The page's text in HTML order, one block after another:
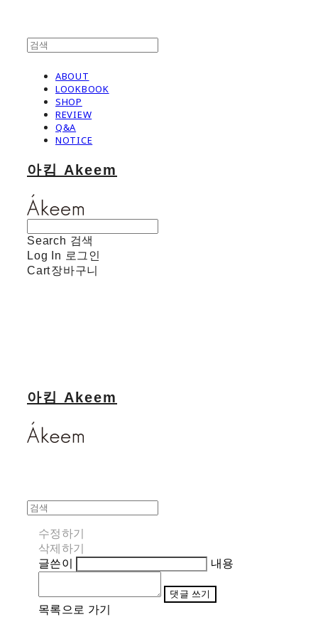
ABOUT
LOOKBOOK
SHOP
REVIEW
Q&A
NOTICE
아킴 Akeem
Search 검색
Log In 로그인
Cart장바구니
아킴 Akeem
수정하기
삭제하기
글쓴이
내용
댓글 쓰기
목록으로 가기